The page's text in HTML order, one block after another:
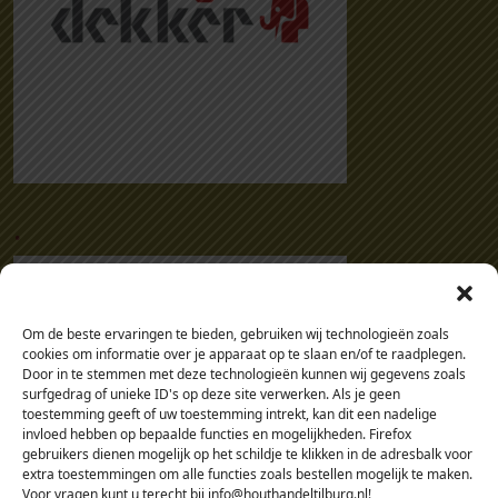
Om de beste ervaringen te bieden, gebruiken wij technologieën zoals
cookies om informatie over je apparaat op te slaan en/of te raadplegen.
Door in te stemmen met deze technologieën kunnen wij gegevens zoals
surfgedrag of unieke ID's op deze site verwerken. Als je geen
toestemming geeft of uw toestemming intrekt, kan dit een nadelige
invloed hebben op bepaalde functies en mogelijkheden. Firefox
gebruikers dienen mogelijk op het schildje te klikken in de adresbalk voor
extra toestemmingen om alle functies zoals bestellen mogelijk te maken.
Voor vragen kunt u terecht bij info@houthandeltilburg.nl!
.